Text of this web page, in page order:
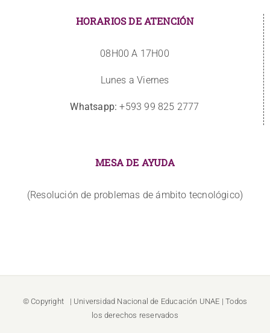
HORARIOS DE ATENCIÓN
08H00 A 17H00
Lunes a Viernes
Whatsapp: +593 99 825 2777
MESA DE AYUDA
(Resolución de problemas de ámbito tecnológico)
© Copyright | Universidad Nacional de Educación UNAE | Todos
los derechos reservados